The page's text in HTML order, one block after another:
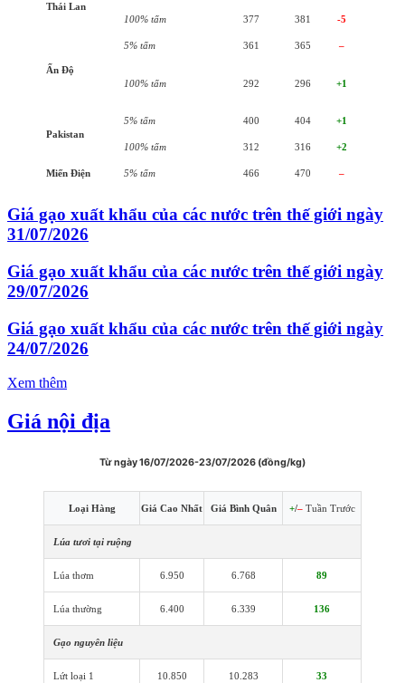
Thái Lan
100% tấm 377 381 -5
Ấn Độ
5% tấm 361 365 –
100% tấm 292 296 +1
Pakistan
5% tấm 400 404 +1
100% tấm 312 316 +2
Miến Điện 5% tấm 466 470 –
Giá gạo xuất khẩu của các nước trên thế giới ngày
31/07/2026
Giá gạo xuất khẩu của các nước trên thế giới ngày
29/07/2026
Giá gạo xuất khẩu của các nước trên thế giới ngày
24/07/2026
Xem thêm
Giá nội địa
Từ ngày 16/07/2026-23/07/2026 (đồng/kg)
Loại Hàng Giá Cao Nhất Giá Bình Quân +/–Tuần Trước
Lúa tươi tại ruộng
Lúa thơm 6.950 6.768 89
Lúa thường 6.400 6.339 136
Gạo nguyên liệu
Lứt loại 1 10.850 10.283 33